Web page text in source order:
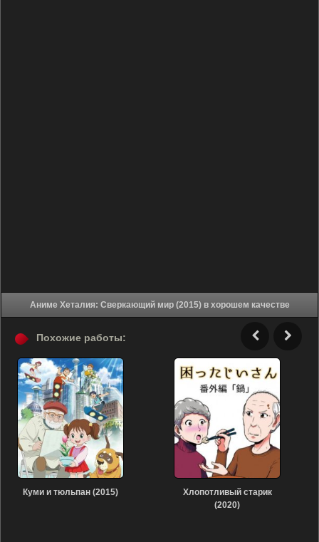
Аниме Хеталия: Сверкающий мир (2015) в хорошем качестве
Похожие работы:
Куми и тюльпан (2015)
Хлопотливый старик
(2020)